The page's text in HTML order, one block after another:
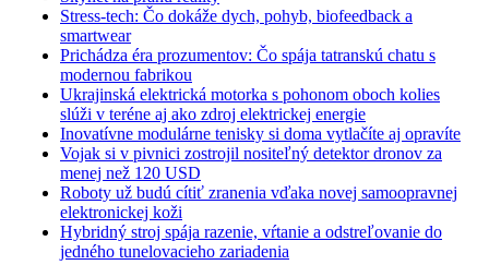
Stress-tech: Čo dokáže dych, pohyb, biofeedback a
smartwear
Prichádza éra prozumentov: Čo spája tatranskú chatu s
modernou fabrikou
Ukrajinská elektrická motorka s pohonom oboch kolies
slúži v teréne aj ako zdroj elektrickej energie
Inovatívne modulárne tenisky si doma vytlačíte aj opravíte
Vojak si v pivnici zostrojil nositeľný detektor dronov za
menej než 120 USD
Roboty už budú cítiť zranenia vďaka novej samoopravnej
elektronickej koži
Hybridný stroj spája razenie, vŕtanie a odstreľovanie do
jedného tunelovacieho zariadenia